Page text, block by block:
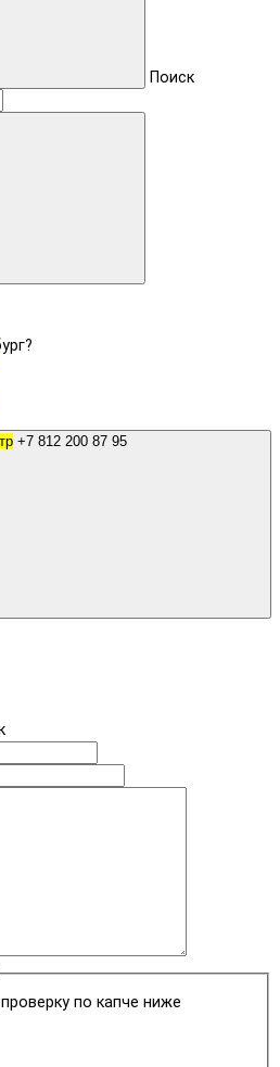
Поиск
?
+7 812 200 87 95
по капче ниже